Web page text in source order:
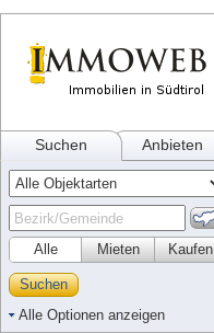
Suchen Anbieten
Alle Kaufen
Mieten
Suchen
Alle Optionen anzeigen